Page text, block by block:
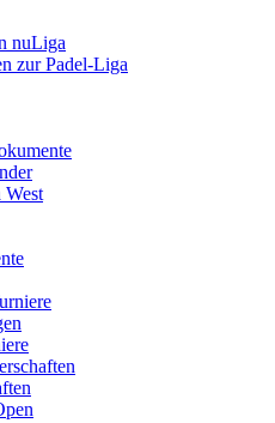
nuLiga
zur Padel-Liga
West